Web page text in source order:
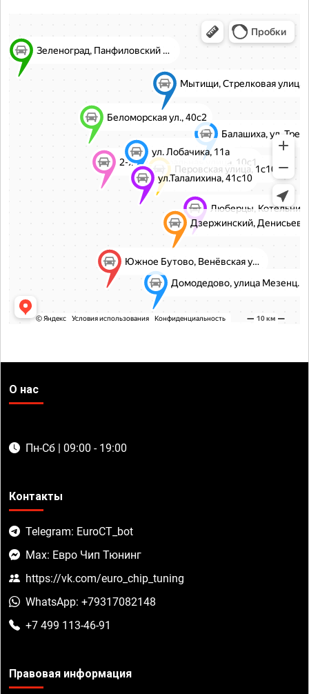
О нас
Пн-Сб | 09:00 - 19:00
Контакты
Telegram: EuroCT_bot
Max: Евро Чип Тюнинг
https://vk.com/euro_chip_tuning
WhatsApp: +79317082148
+7 499 113-46-91
Правовая информация